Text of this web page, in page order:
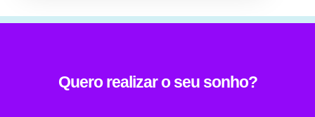
Quero realizar o seu sonho?